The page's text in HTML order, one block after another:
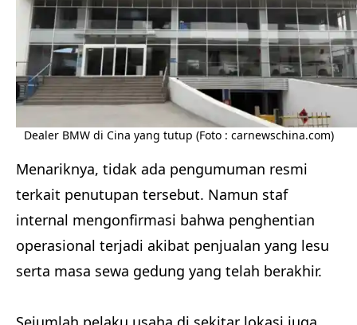
Dealer BMW di Cina yang tutup (Foto : carnewschina.com)
Menariknya, tidak ada pengumuman resmi
terkait penutupan tersebut. Namun staf
internal mengonfirmasi bahwa penghentian
operasional terjadi akibat penjualan yang lesu
serta masa sewa gedung yang telah berakhir.